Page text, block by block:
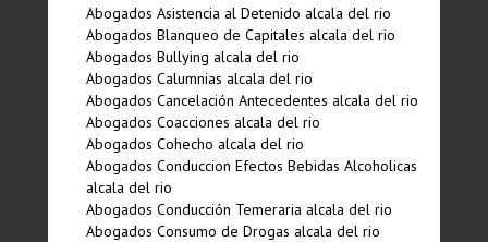
Abogados Asistencia al Detenido alcala del rio
Abogados Blanqueo de Capitales alcala del rio
Abogados Bullying alcala del rio
Abogados Calumnias alcala del rio
Abogados Cancelación Antecedentes alcala del rio
Abogados Coacciones alcala del rio
Abogados Cohecho alcala del rio
Abogados Conduccion Efectos Bebidas Alcoholicas
alcala del rio
Abogados Conducción Temeraria alcala del rio
Abogados Consumo de Drogas alcala del rio